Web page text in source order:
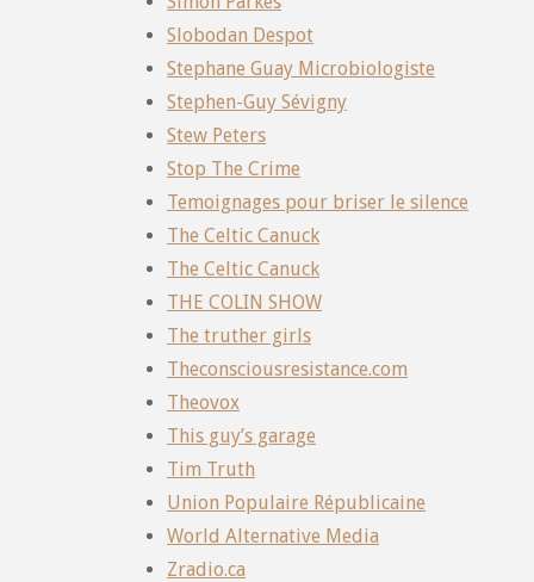
Slobodan Despot
Stephane Guay Microbiologiste
Stephen-Guy Sévigny
Stew Peters
Stop The Crime
Temoignages pour briser le silence
The Celtic Canuck
The Celtic Canuck
THE COLIN SHOW
The truther girls
Theconsciousresistance.com
Theovox
This guy’s garage
Tim Truth
Union Populaire Républicaine
World Alternative Media
Zradio.ca